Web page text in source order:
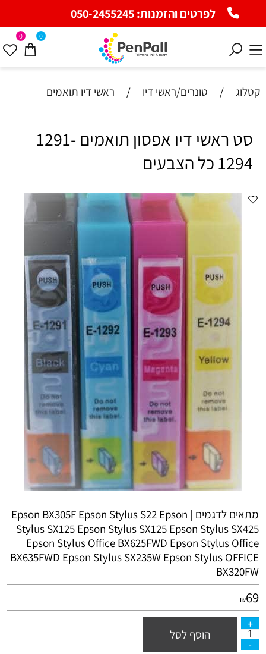
לפרטים והזמנות:050-2455245
0 0
קטלוג / טונרים/ראשי דיו / ראשי דיו תואמים
סט ראשי דיו אפסון תואמים 1291-
1294 כל הצבעים
מתאים לדגמים | Epson BX305F Epson Stylus S22 Epson
Stylus SX125 Epson Stylus SX125 Epson Stylus SX425
Epson Stylus Office BX625FWD Epson Stylus Office
BX635FWD Epson Stylus SX235W Epson Stylus OFFICE
BX320FW
₪69
הוסף לסל